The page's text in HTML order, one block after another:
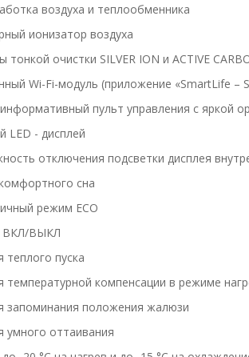
воздуха и теплообменника
ионизатор воздуха
тонкой очистки SILVER ION и ACTIVE
Wi-Fi-модуль (приложение «SmartLife –
пульт управления с яркой
LED - дисплей
отключения подсветки дисплея
сна
режим ECO
ВКЛ/ВЫКЛ
теплого пуска
температурной компенсации в режиме
запоминания положения жалюзи
умного оттаивания